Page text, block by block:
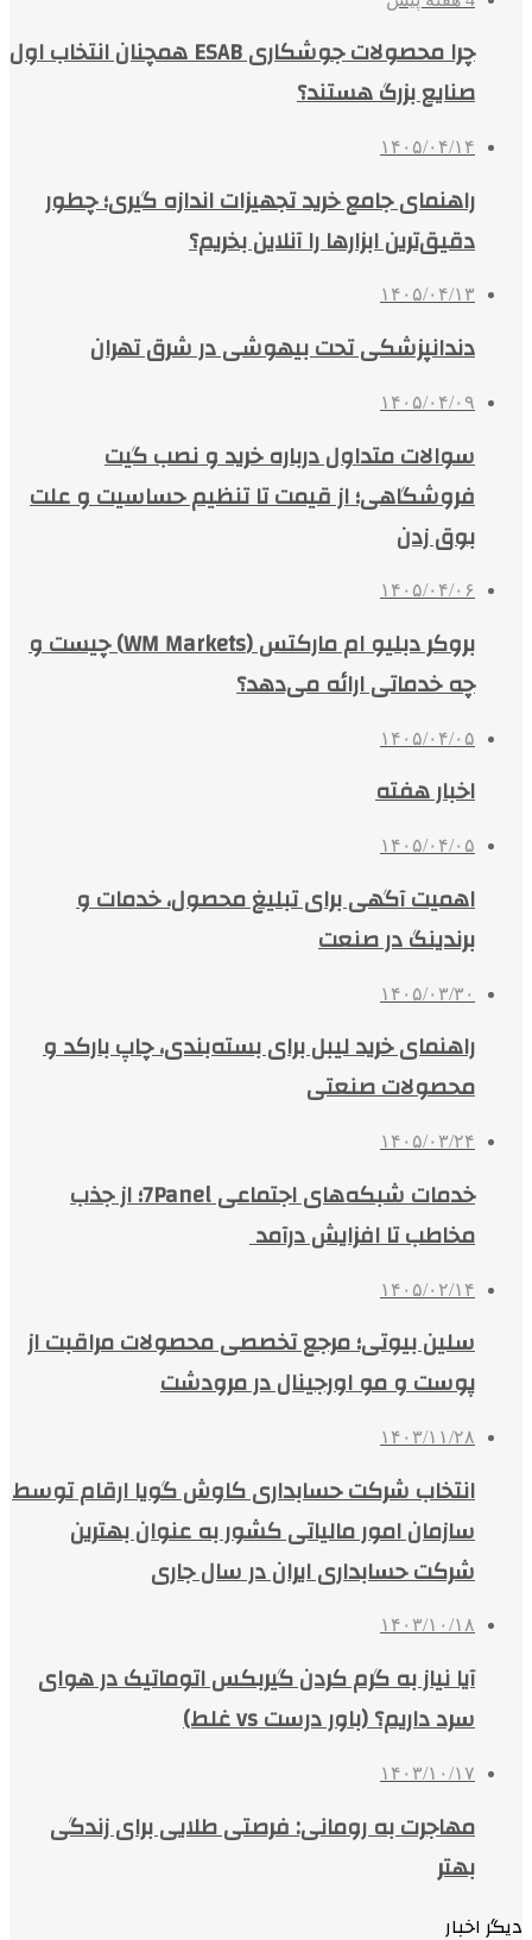
چرا محصولات جوشکاری ESAB همچنان انتخاب اول
صنایع بزرگ هستند؟
۱۴۰۵/۰۴/۱۴
راهنمای جامع خرید تجهیزات اندازه گیری؛ چطور
دقیق‌ترین ابزارها را آنلاین بخریم؟
۱۴۰۵/۰۴/۱۳
دندانپزشکی تحت بیهوشی در شرق تهران
۱۴۰۵/۰۴/۰۹
سوالات متداول درباره خرید و نصب گیت
فروشگاهی؛ از قیمت تا تنظیم حساسیت و علت
بوق زدن
۱۴۰۵/۰۴/۰۶
بروکر دبلیو ام مارکتس (WM Markets) چیست و
چه خدماتی ارائه می‌دهد؟
۱۴۰۵/۰۴/۰۵
اخبار هفته
۱۴۰۵/۰۴/۰۵
اهمیت آگهی برای تبلیغ محصول، خدمات و
برندینگ در صنعت
۱۴۰۵/۰۳/۳۰
راهنمای خرید لیبل برای بسته‌بندی، چاپ بارکد و
محصولات صنعتی
۱۴۰۵/۰۳/۲۴
خدمات شبکه‌های اجتماعی 7Panel؛ از جذب
مخاطب تا افزایش درآمد
۱۴۰۵/۰۲/۱۴
سلین بیوتی؛ مرجع تخصصی محصولات مراقبت از
پوست و مو اورجینال در مرودشت
۱۴۰۳/۱۱/۲۸
انتخاب شرکت حسابداری کاوش گویا ارقام توسط
سازمان امور مالیاتی کشور به عنوان بهترین
شرکت حسابداری ایران در سال جاری
۱۴۰۳/۱۰/۱۸
آیا نیاز به گرم کردن گیربکس اتوماتیک در هوای
سرد داریم؟ (باور درست vs غلط)
۱۴۰۳/۱۰/۱۷
مهاجرت به رومانی: فرصتی طلایی برای زندگی
بهتر
دیگر اخبار